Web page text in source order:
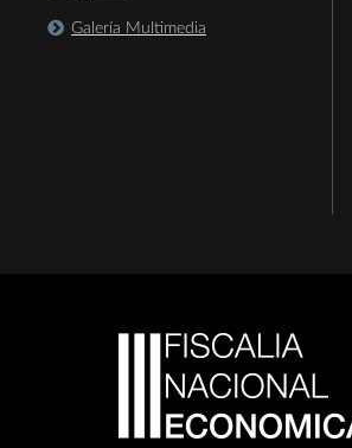
Galería Multimedia